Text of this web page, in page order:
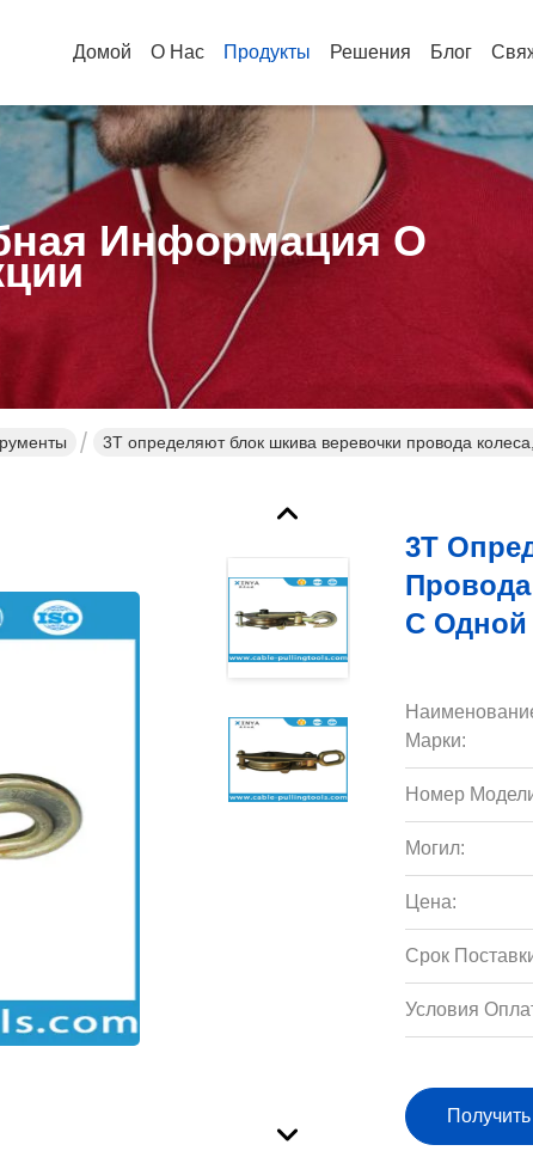
Домой О Нас Продукты Решения Блог
Информация О
3T определяют блок шкива веревочки провода
3T
С Одной
Марки:
Номер
Могил:
Цена:
Срок
Условия